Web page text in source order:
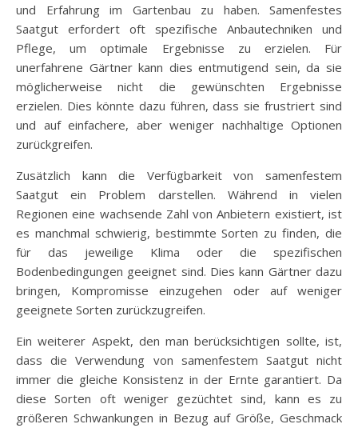
und Erfahrung im Gartenbau zu haben. Samenfestes
Saatgut erfordert oft spezifische Anbautechniken und
Pflege, um optimale Ergebnisse zu erzielen. Für
unerfahrene Gärtner kann dies entmutigend sein, da sie
möglicherweise nicht die gewünschten Ergebnisse
erzielen. Dies könnte dazu führen, dass sie frustriert sind
und auf einfachere, aber weniger nachhaltige Optionen
zurückgreifen.
Zusätzlich kann die Verfügbarkeit von samenfestem
Saatgut ein Problem darstellen. Während in vielen
Regionen eine wachsende Zahl von Anbietern existiert, ist
es manchmal schwierig, bestimmte Sorten zu finden, die
für das jeweilige Klima oder die spezifischen
Bodenbedingungen geeignet sind. Dies kann Gärtner dazu
bringen, Kompromisse einzugehen oder auf weniger
geeignete Sorten zurückzugreifen.
Ein weiterer Aspekt, den man berücksichtigen sollte, ist,
dass die Verwendung von samenfestem Saatgut nicht
immer die gleiche Konsistenz in der Ernte garantiert. Da
diese Sorten oft weniger gezüchtet sind, kann es zu
größeren Schwankungen in Bezug auf Größe, Geschmack